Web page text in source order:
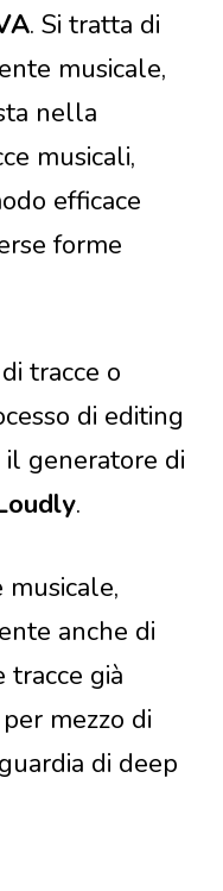
. Si tratta di
musicale,
nella
musicali,
efficace
forme
tracce o
di editing
generatore di
.
anche di
già
mezzo di
di deep